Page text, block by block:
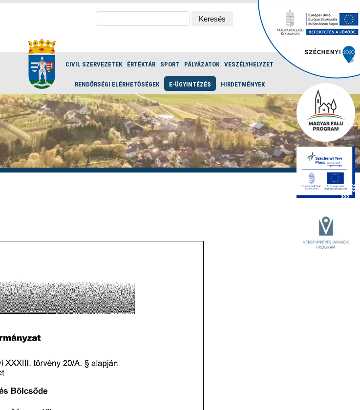
Keresés:
CIVIL SZERVEZETEK ÉRTÉKTÁR SPORT PÁLYÁZATOK VESZÉLYHELYZET
RENDŐRSÉGI ELÉRHETŐSÉGEK E-ÜGYINTÉZÉS HIRDETMÉNYEK